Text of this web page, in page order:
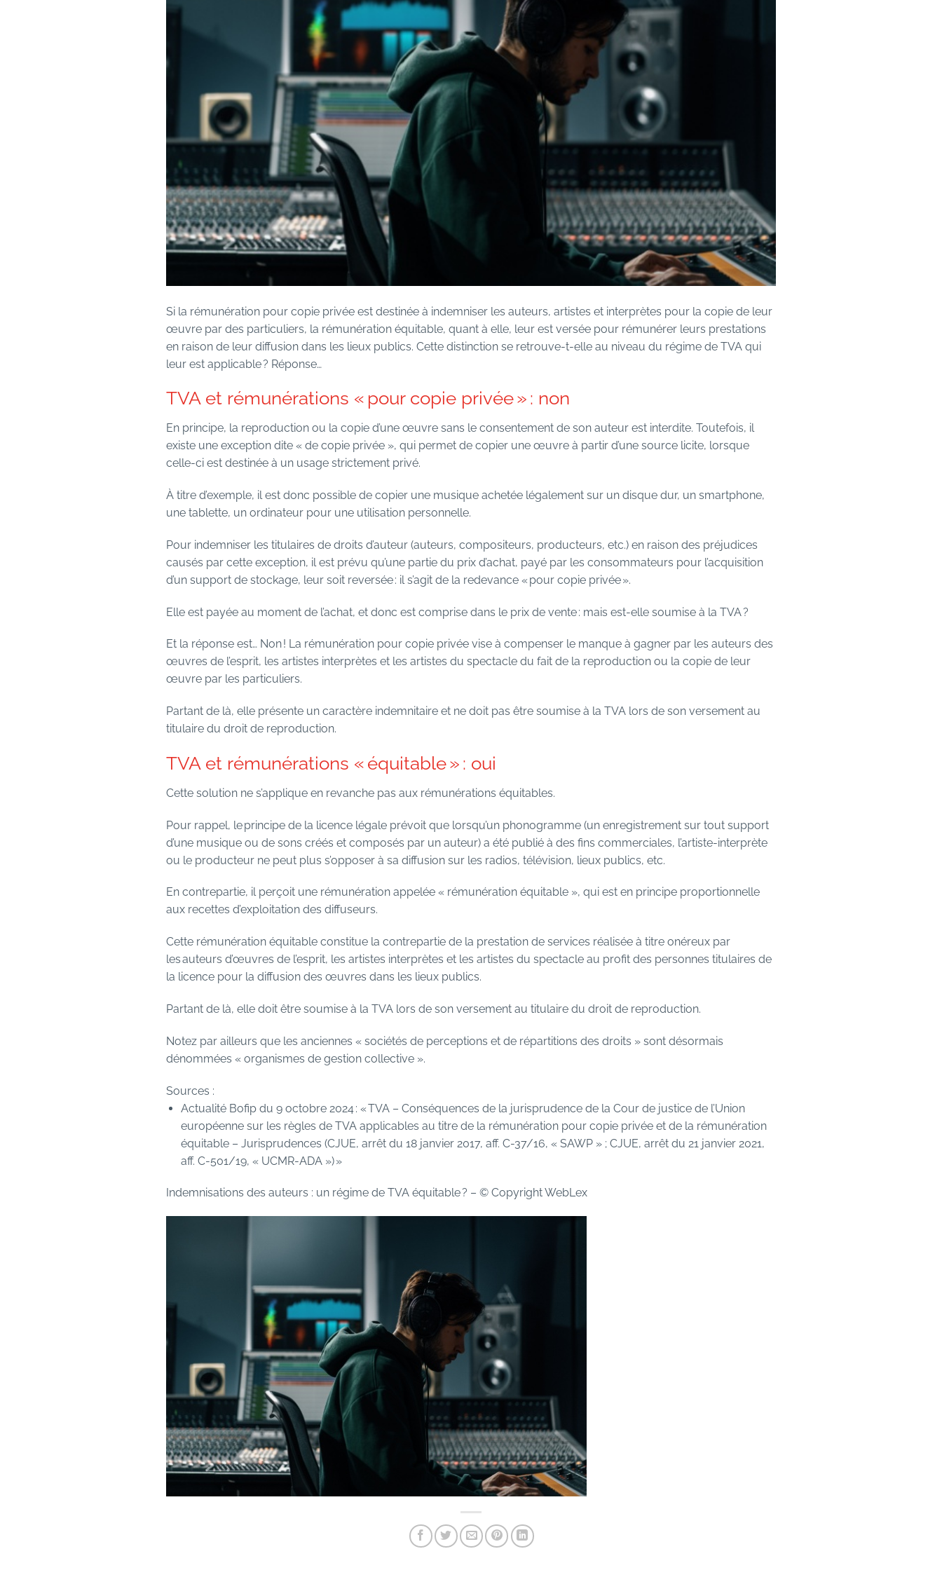
Si la rémunération pour copie privée est destinée à indemniser les auteurs, artistes et interprètes pour la copie de leur
œuvre par des particuliers, la rémunération équitable, quant à elle, leur est versée pour rémunérer leurs prestations
en raison de leur diffusion dans les lieux publics. Cette distinction se retrouve-t-elle au niveau du régime de TVA qui
leur est applicable ? Réponse…
TVA et rémunérations « pour copie privée » : non
En principe, la reproduction ou la copie d’une œuvre sans le consentement de son auteur est interdite. Toutefois, il
existe une exception dite « de copie privée », qui permet de copier une œuvre à partir d’une source licite, lorsque
celle-ci est destinée à un usage strictement privé.
À titre d’exemple, il est donc possible de copier une musique achetée légalement sur un disque dur, un smartphone,
une tablette, un ordinateur pour une utilisation personnelle.
Pour indemniser les titulaires de droits d’auteur (auteurs, compositeurs, producteurs, etc.) en raison des préjudices
causés par cette exception, il est prévu qu’une partie du prix d’achat, payé par les consommateurs pour l’acquisition
d’un support de stockage, leur soit reversée : il s’agit de la redevance « pour copie privée ».
Elle est payée au moment de l’achat, et donc est comprise dans le prix de vente : mais est-elle soumise à la TVA ?
Et la réponse est… Non ! La rémunération pour copie privée vise à compenser le manque à gagner par les auteurs des
œuvres de l’esprit, les artistes interprètes et les artistes du spectacle du fait de la reproduction ou la copie de leur
œuvre par les particuliers.
Partant de là, elle présente un caractère indemnitaire et ne doit pas être soumise à la TVA lors de son versement au
titulaire du droit de reproduction.
TVA et rémunérations « équitable » : oui
Cette solution ne s’applique en revanche pas aux rémunérations équitables.
Pour rappel, le principe de la licence légale prévoit que lorsqu’un phonogramme (un enregistrement sur tout support
d’une musique ou de sons créés et composés par un auteur) a été publié à des fins commerciales, l’artiste-interprète
ou le producteur ne peut plus s’opposer à sa diffusion sur les radios, télévision, lieux publics, etc.
En contrepartie, il perçoit une rémunération appelée « rémunération équitable », qui est en principe proportionnelle
aux recettes d’exploitation des diffuseurs.
Cette rémunération équitable constitue la contrepartie de la prestation de services réalisée à titre onéreux par
les auteurs d’œuvres de l’esprit, les artistes interprètes et les artistes du spectacle au profit des personnes titulaires de
la licence pour la diffusion des œuvres dans les lieux publics.
Partant de là, elle doit être soumise à la TVA lors de son versement au titulaire du droit de reproduction.
Notez par ailleurs que les anciennes « sociétés de perceptions et de répartitions des droits » sont désormais
dénommées « organismes de gestion collective ».
Sources :
Actualité Bofip du 9 octobre 2024 : « TVA – Conséquences de la jurisprudence de la Cour de justice de l’Union
européenne sur les règles de TVA applicables au titre de la rémunération pour copie privée et de la rémunération
équitable – Jurisprudences (CJUE, arrêt du 18 janvier 2017, aff. C-37/16, « SAWP » ; CJUE, arrêt du 21 janvier 2021,
aff. C-501/19, « UCMR-ADA ») »
Indemnisations des auteurs : un régime de TVA équitable ? – © Copyright WebLex